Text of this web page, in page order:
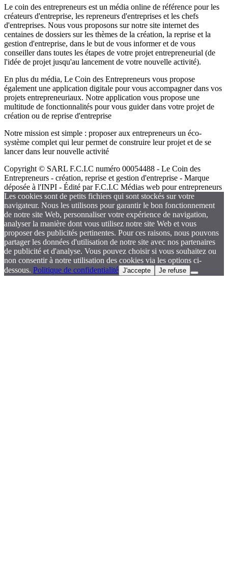
Le coin des entrepreneurs est un média online de référence pour les
créateurs d'entreprise, les repreneurs d'entreprises et les chefs
d'entreprises. Nous vous proposons sur notre site internet des
centaines de dossiers sur les thèmes de la création, la reprise et la
gestion d'entreprise, dans le but de vous informer et de vous
conseiller dans toutes les étapes de votre projet entrepreneurial (de
l'idée de projet jusqu'au lancement de votre nouvelle activité).
En plus du média, Le Coin des Entrepreneurs vous propose
également une application digitale pour vous accompagner dans vos
projets entrepreneuriaux. Notre application vous propose une
multitude de fonctionnalités pour vous guider dans votre projet de
création ou de reprise d'entreprise
Notre mission est simple : proposer aux entrepreneurs un éco-
système complet qui leur permet de construire leur projet et de se
lancer dans leur nouvelle activité
Copyright © SARL F.C.I.C numéro 00054488 - Le Coin des
Entrepreneurs - création, reprise et gestion d'entreprise - Marque
déposée à l'INPI - Édité par F.C.I.C Médias web pour entrepreneurs
Les cookies sont de petits fichiers qui sont stockés sur votre
navigateur. Nous les utilisons pour garantir le bon fonctionnement
de notre site Web, personnaliser votre expérience de navigation,
analyser la manière dont vous utilisez notre site Web et vous
proposer des publicités pertinentes. Pour ces raisons, nous pouvons
partager les données d'utilisation de notre site avec nos partenaires
de publicité et d'analyse. Vous pouvez choisir si vous souhaitez ou
non consentir à notre utilisation des cookies via les options ci-
dessous. Politique de confidentialité J'accepte Je refuse